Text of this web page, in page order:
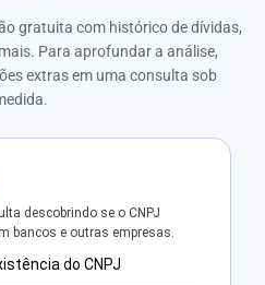
gratuita com histórico de dívidas,
Para aprofundar a análise,
extras em uma consulta sob
descobrindo se o CNPJ
bancos e outras empresas.
do CNPJ